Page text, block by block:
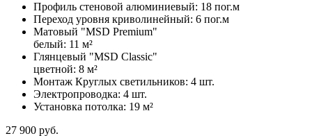
Профиль стеновой алюминиевый: 18 пог.м
Переход уровня криволинейный: 6 пог.м
Матовый "MSD Premium"
белый: 11 м²
Глянцевый "MSD Classic"
цветной: 8 м²
Монтаж Круглых светильников: 4 шт.
Электропроводка: 4 шт.
Установка потолка: 19 м²
27 900 руб.